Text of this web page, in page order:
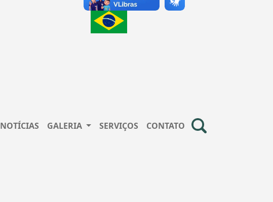
NOTÍCIAS GALERIA SERVIÇOS CONTATO